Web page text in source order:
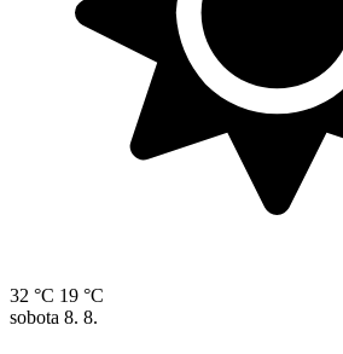
32 °C 19 °C
sobota 8. 8.